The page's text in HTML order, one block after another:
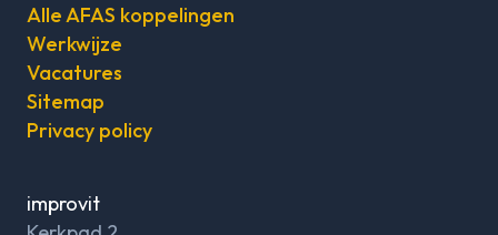
Alle AFAS koppelingen
Werkwijze
Vacatures
Sitemap
Privacy policy
improvit